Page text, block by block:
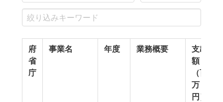
府
省
庁
事業名 年度 業務概要
支出
額
（百
万
円）